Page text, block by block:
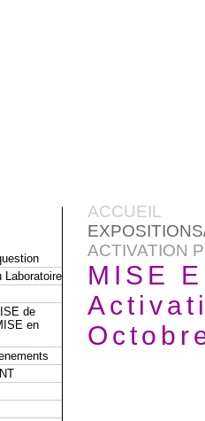
Laboratoire
de
en
ACTIVATION
MISE